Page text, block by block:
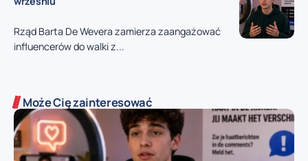
Rząd Barta De Wevera zamierza zaangażować
influencerów do walki z...
Może Cię zainteresować